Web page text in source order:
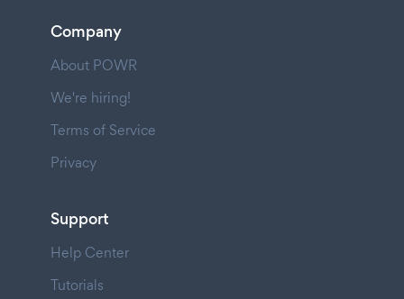
Company
About POWR
We're hiring!
Terms of Service
Privacy
Support
Help Center
Tutorials